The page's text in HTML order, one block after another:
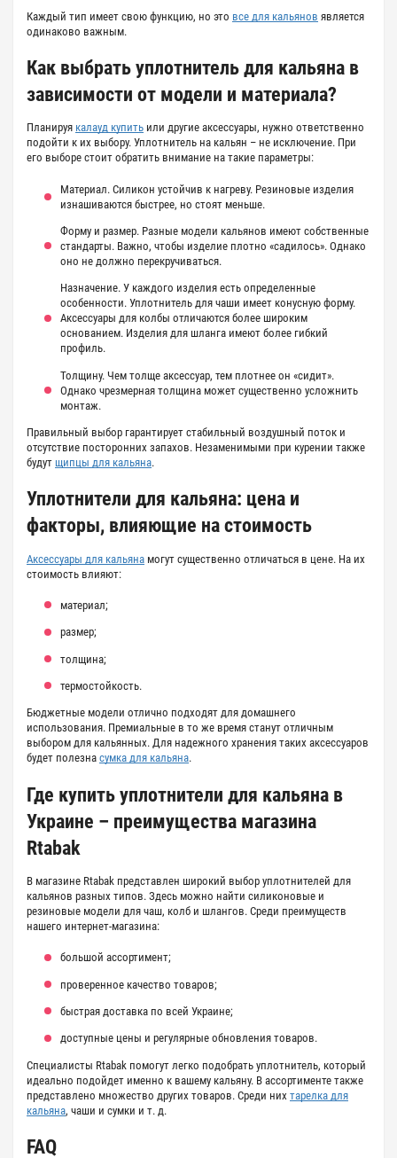
Каждый тип имеет свою функцию, но это все для кальянов является
одинаково важным.
Как выбрать уплотнитель для кальяна в
зависимости от модели и материала?
Планируя калауд купить или другие аксессуары, нужно ответственно
подойти к их выбору. Уплотнитель на кальян – не исключение. При
его выборе стоит обратить внимание на такие параметры:
Материал. Силикон устойчив к нагреву. Резиновые изделия
изнашиваются быстрее, но стоят меньше.
Форму и размер. Разные модели кальянов имеют собственные
стандарты. Важно, чтобы изделие плотно «садилось». Однако
оно не должно перекручиваться.
Назначение. У каждого изделия есть определенные
особенности. Уплотнитель для чаши имеет конусную форму.
Аксессуары для колбы отличаются более широким
основанием. Изделия для шланга имеют более гибкий
профиль.
Толщину. Чем толще аксессуар, тем плотнее он «сидит».
Однако чрезмерная толщина может существенно усложнить
монтаж.
Правильный выбор гарантирует стабильный воздушный поток и
отсутствие посторонних запахов. Незаменимыми при курении также
будут щипцы для кальяна.
Уплотнители для кальяна: цена и
факторы, влияющие на стоимость
Аксессуары для кальяна могут существенно отличаться в цене. На их
стоимость влияют:
материал;
размер;
толщина;
термостойкость.
Бюджетные модели отлично подходят для домашнего
использования. Премиальные в то же время станут отличным
выбором для кальянных. Для надежного хранения таких аксессуаров
будет полезна сумка для кальяна.
Где купить уплотнители для кальяна в
Украине – преимущества магазина
Rtabak
В магазине Rtabak представлен широкий выбор уплотнителей для
кальянов разных типов. Здесь можно найти силиконовые и
резиновые модели для чаш, колб и шлангов. Среди преимуществ
нашего интернет-магазина:
большой ассортимент;
проверенное качество товаров;
быстрая доставка по всей Украине;
доступные цены и регулярные обновления товаров.
Специалисты Rtabak помогут легко подобрать уплотнитель, который
идеально подойдет именно к вашему кальяну. В ассортименте также
представлено множество других товаров. Среди них тарелка для
кальяна, чаши и сумки и т. д.
FAQ